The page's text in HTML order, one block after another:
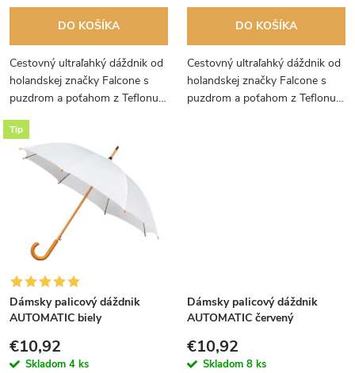
d
u
k
o
d
u
k
DO KOŠÍKA
Cestovný ultraľahký dáždnik od
holandskej značky Falcone s
puzdrom a poťahom z Teflonu.
DO KOŠÍKA
Cestovný ultraľahký dáždnik od
holandskej značky Falcone s
puzdrom a poťahom z Teflonu.
Tip
Dámsky palicový dáždnik
AUTOMATIC biely
€10,92
Skladom 4 ks
Dámsky palicový dáždnik
AUTOMATIC červený
€10,92
Skladom 8 ks